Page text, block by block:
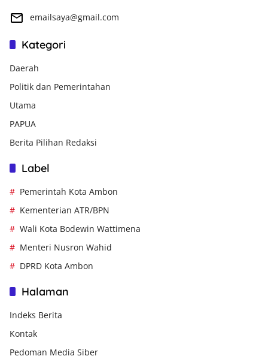
emailsaya@gmail.com
Kategori
Daerah
Politik dan Pemerintahan
Utama
PAPUA
Berita Pilihan Redaksi
Label
Pemerintah Kota Ambon
Kementerian ATR/BPN
Wali Kota Bodewin Wattimena
Menteri Nusron Wahid
DPRD Kota Ambon
Halaman
Indeks Berita
Kontak
Pedoman Media Siber